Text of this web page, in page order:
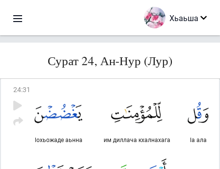
Хьаьша
Сурат 24, Ан-Нур (Лур)
24:31
lа ала
им диллача кхалнахага
lохьожаде аьнна